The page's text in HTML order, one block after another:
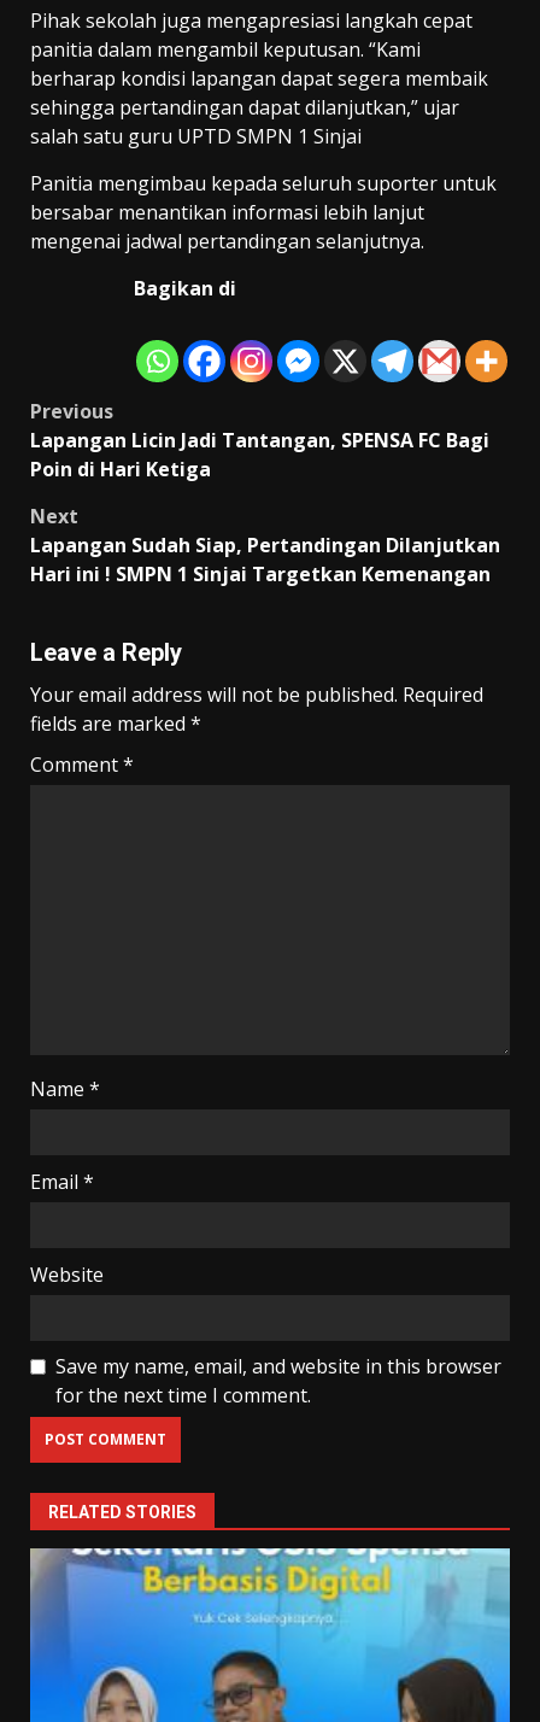
Pihak sekolah juga mengapresiasi langkah cepat
panitia dalam mengambil keputusan. “Kami
berharap kondisi lapangan dapat segera membaik
sehingga pertandingan dapat dilanjutkan,” ujar
salah satu guru UPTD SMPN 1 Sinjai
Panitia mengimbau kepada seluruh suporter untuk
bersabar menantikan informasi lebih lanjut
mengenai jadwal pertandingan selanjutnya.
Bagikan di
Post
navigation
Previous
Lapangan Licin Jadi Tantangan, SPENSA FC Bagi
Poin di Hari Ketiga
Next
Lapangan Sudah Siap, Pertandingan Dilanjutkan
Hari ini ! SMPN 1 Sinjai Targetkan Kemenangan
Leave a Reply
Your email address will not be published. Required
fields are marked *
Comment*
Name *
Email *
Website
Save my name, email, and website in this browser
for the next time I comment.
RELATED STORIES